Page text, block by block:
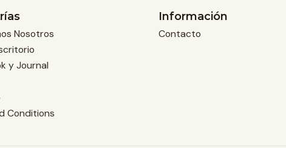
Nosotros
y Journal
Conditions
Información
Contacto